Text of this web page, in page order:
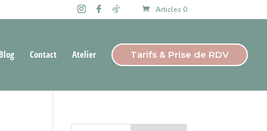
Articles 0
Contact Atelier Tarifs & Prise de RDV